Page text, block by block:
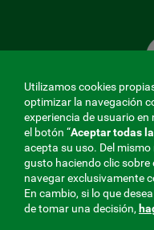
ti
Utilizamos cookies
optimizar la navegación
experiencia de usuario
el botón “Aceptar todas
acepta su uso. Del
gusto haciendo clic sobre
navegar exclusivamente
En cambio, si lo que
de tomar una decisión,